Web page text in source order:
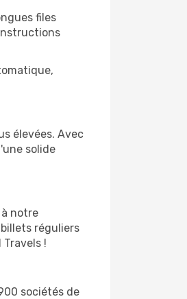
files
élevées. Avec
solide
notre
réguliers
!
sociétés de